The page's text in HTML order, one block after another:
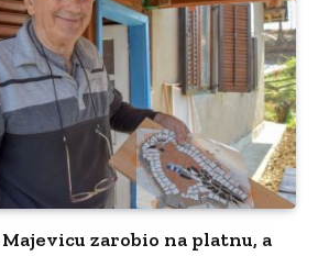
zarobio na platnu, a